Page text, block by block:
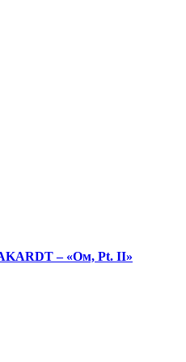
– «Ом, Pt. II»